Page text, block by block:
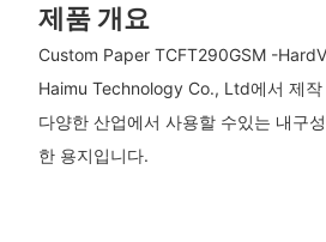
제품 개요
Custom Paper TCFT290GSM -
Haimu Technology Co., Ltd에서 제
다양한 산업에서 사용할 수있는 내구
한 용지입니다.